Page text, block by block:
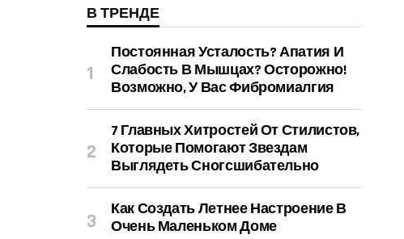
В ТРЕНДЕ
Постоянная Усталость? Апатия И
Слабость В Мышцах? Осторожно!
Возможно, У Вас Фибромиалгия
7 Главных Хитростей От Стилистов,
Которые Помогают Звездам
Выглядеть Сногсшибательно
Как Создать Летнее Настроение В
Очень Маленьком Доме